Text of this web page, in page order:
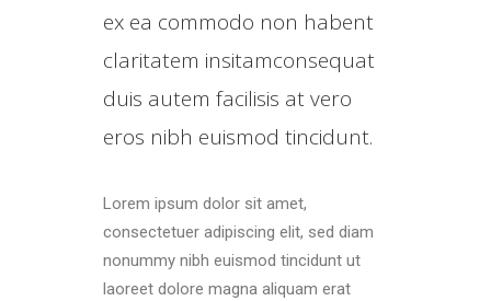
ex ea commodo non habent
claritatem insitamconsequat
duis autem facilisis at vero
eros nibh euismod tincidunt.
Lorem ipsum dolor sit amet,
consectetuer adipiscing elit, sed diam
nonummy nibh euismod tincidunt ut
laoreet dolore magna aliquam erat